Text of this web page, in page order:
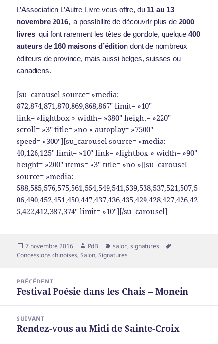
L’Association L’Autre Livre vous offre, du 11 au 13
novembre 2016, la possibilité de découvrir plus de2000
livres, qui font rarement les têtes de gondole, quelque400
auteurs de 160 maisons d’édition dont de nombreux
éditeurs de province, mais aussi belges, suisses ou
canadiens.
[su_carousel source= »media:
872,874,871,870,869,868,867″ limit= »10″
link= »lightbox » width= »380″ height= »220″
scroll= »3″ title= »no » autoplay= »7500″
speed= »300″][su_carousel source= »media:
40,126,125″ limit= »10″ link= »lightbox » width= »90″
height= »200″ items= »3″ title= »no »][su_carousel
source= »media:
588,585,576,575,561,554,549,541,539,538,537,521,507,5
06,490,452,451,450,447,437,436,435,429,428,427,426,42
5,422,412,387,374″ limit= »10″][/su_carousel]
Publié
le
7 novembre 2016 Auteur
PdB Catégories
salon,signatures
Concessions chinoises,Salon,Signatures
l’article
PRÉCÉDENT
Article
Festival Poésie dans les Chais – Monein
SUIVANT
Article
Rendez-vous au Midi de Sainte-Croix